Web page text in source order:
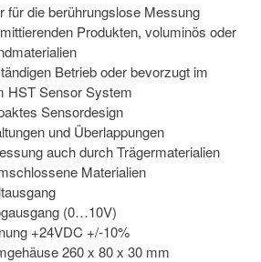
für die berührungslose Messung
Produkten, voluminös oder
Betrieb oder bevorzugt im
HST Sensor System
Sensordesign
und Überlappungen
auch durch Trägermaterialien
Materialien
(0…10V)
+24VDC +/-10%
260 x 80 x 30 mm